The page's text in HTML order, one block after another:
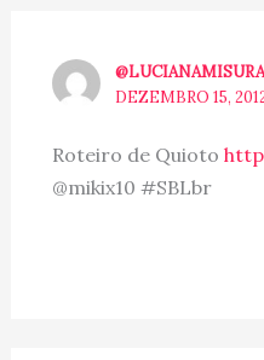
DEZEMBRO 15,
Roteiro de Quioto
@mikix10 #SBLbr